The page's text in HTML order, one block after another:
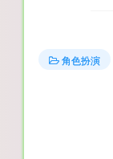
角色扮演